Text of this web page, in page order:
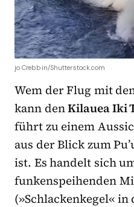
jo Crebbin/Shutterstock.com
Wem der Flug mit
kann denKilauea Iki
führt zu einem
aus der Blick zum
ist. Es handelt sich
funkenspeihenden
(»Schlackenkegel«